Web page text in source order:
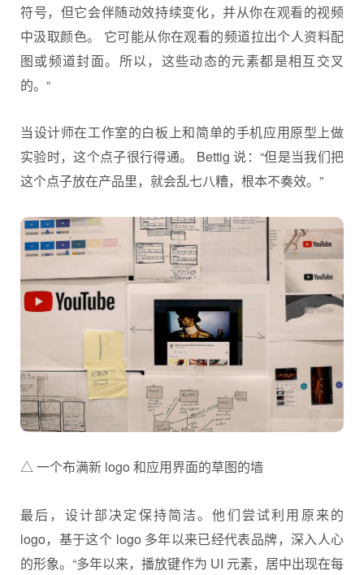
符号，但它会伴随动效持续变化，并从你在观看的视频
中汲取颜色。 它可能从你在观看的频道拉出个人资料配
图或频道封面。所以，这些动态的元素都是相互交叉
的。“
当设计师在工作室的白板上和简单的手机应用原型上做
实验时，这个点子很行得通。 Bettig 说：“但是当我们把
这个点子放在产品里，就会乱七八糟，根本不奏效。”
△ 一个布满新 logo 和应用界面的草图的墙
最后，设计部决定保持简洁。他们尝试利用原来的
logo，基于这个 logo 多年以来已经代表品牌，深入人心
的形象。“多年以来，播放键作为 UI 元素，居中出现在每